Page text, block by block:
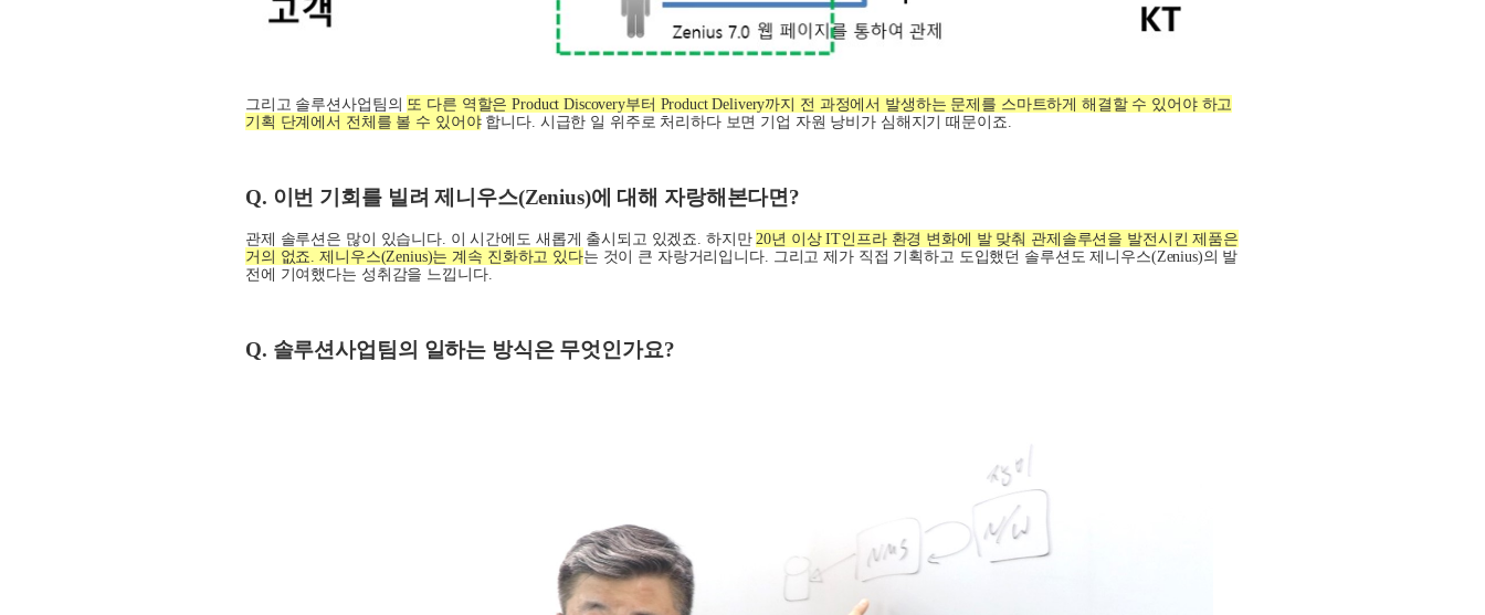
그리고 솔루션사업팀의 또 다른 역할은 Product Discovery부터 Product Delivery까지 전 과정에서 발생하는 문제를 스마트하게 해결할 수 있어야 하고
기획 단계에서 전체를 볼 수 있어야합니다. 시급한 일 위주로 처리하다 보면 기업 자원 낭비가 심해지기 때문이죠.
Q. 이번 기회를 빌려 제니우스(Zenius)에 대해 자랑해본다면?
관제 솔루션은 많이 있습니다. 이 시간에도 새롭게 출시되고 있겠죠. 하지만20년 이상IT인프라 환경 변화에 발 맞춰 관제솔루션을 발전시킨 제품은
거의 없죠.제니우스(Zenius)는 계속 진화하고 있다는 것이 큰 자랑거리입니다. 그리고 제가 직접 기획하고 도입했던 솔루션도 제니우스(Zenius)의 발
전에 기여했다는 성취감을 느낍니다.
Q. 솔루션사업팀의 일하는 방식은 무엇인가요?